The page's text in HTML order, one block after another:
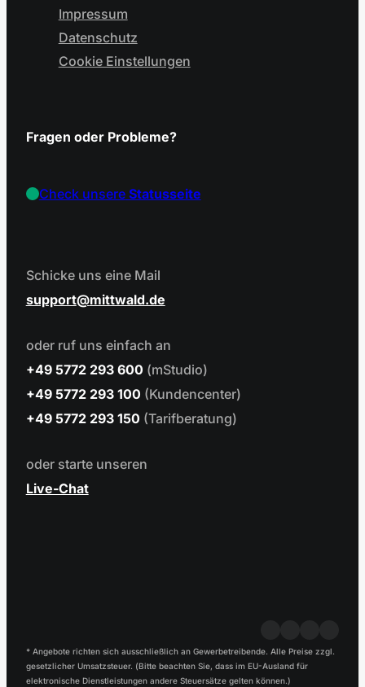
Impressum
Datenschutz
Cookie Einstellungen
Fragen oder Probleme?
Check unsereStatusseite
Schicke uns eine Mail
support
mittwald.de
oder ruf uns einfach an
+49 5772 293 600 (mStudio)
+49 5772 293 100 (Kundencenter)
+49 5772 293 150 (Tarifberatung)
oder starte unseren
Live-Chat
* Angebote richten sich ausschließlich an Gewerbetreibende. Alle Preise zzgl.
gesetzlicher Umsatzsteuer. (Bitte beachten Sie, dass im EU-Ausland für
elektronische Dienstleistungen andere Steuersätze gelten können.)